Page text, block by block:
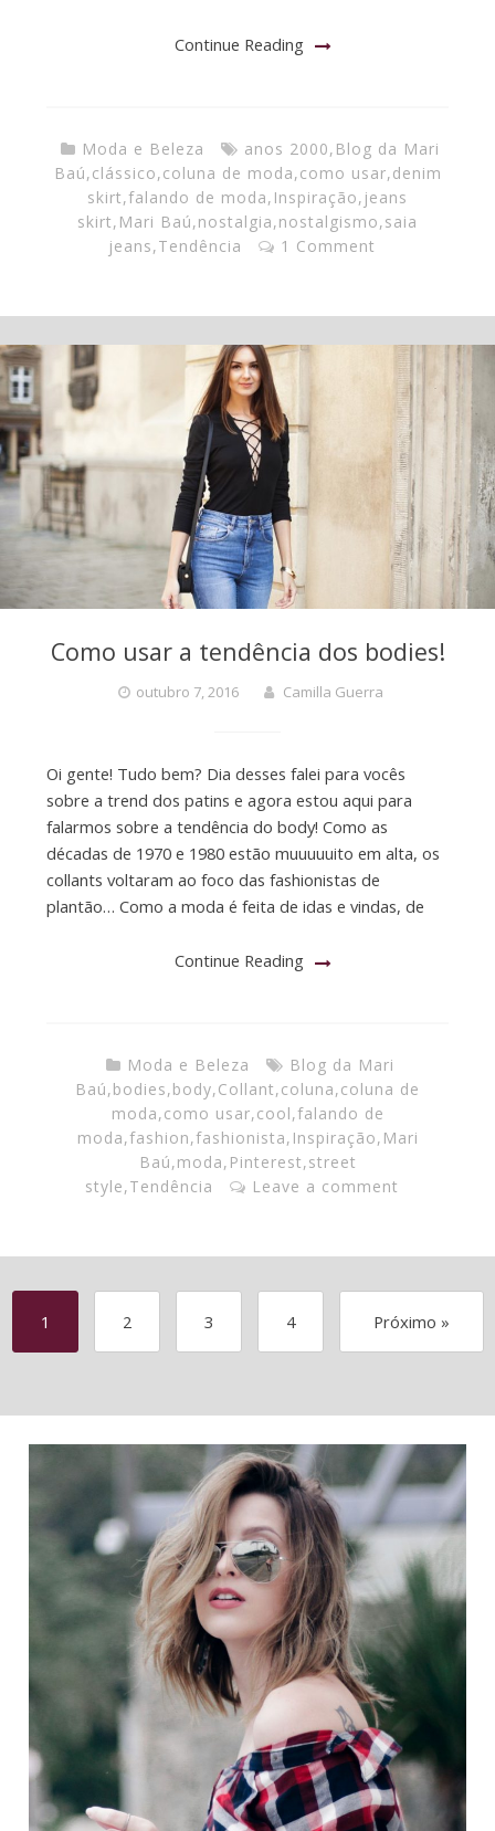
Continue Reading
Moda e Beleza anos 2000, Blog da Mari
Baú,clássico,coluna de moda,como usar,denim
skirt,falando de moda, Inspiração, jeans
skirt, Mari Baú,nostalgia,nostalgismo,saia
jeans,Tendência 1 Comment
Como usar a tendência dos bodies!
outubro 7, 2016 Camilla Guerra
Oi gente! Tudo bem? Dia desses falei para vocês
sobre a trend dos patins e agora estou aqui para
falarmos sobre a tendência do body! Como as
décadas de 1970 e 1980 estão muuuuuito em alta, os
collants voltaram ao foco das fashionistas de
plantão… Como a moda é feita de idas e vindas, de
Continue Reading
Moda e Beleza
Blog da Mari
Baú,bodies,body,Collant,coluna,coluna de
moda,como usar,cool,falando de
moda,fashion,fashionista, Inspiração, Mari
Baú,moda, Pinterest,street
style,Tendência Leave a comment
1 2 3 4 Próximo »